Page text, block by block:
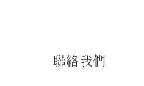
聯絡我們